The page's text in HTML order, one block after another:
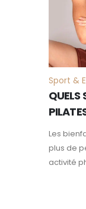
Sport &
QUELS
Les
plus de
activité